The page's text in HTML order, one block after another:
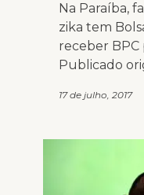
Na Paraíba,
zika tem
receber BPC
Publicado
17 de julho, 2017